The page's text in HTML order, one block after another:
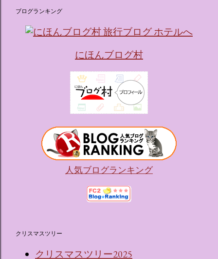
ブログランキング
にほんブログ村
人気ブログランキング
クリスマスツリー
クリスマスツリー2025